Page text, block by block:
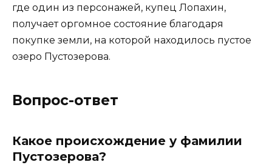
где один из персонажей, купец Лопахин,
получает оргомное состояние благодаря
покупке земли, на которой находилось пустое
озеро Пустозерова.
Вопрос-ответ
Какое происхождение у фамилии
Пустозерова?